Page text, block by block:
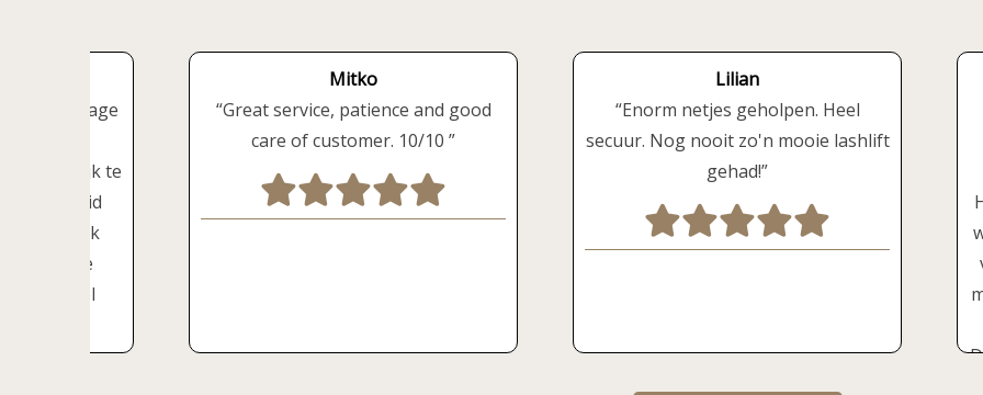
Mitko
Great service, patience and good
care of customer. 10/10
Lilian
Enorm netjes geholpen. Heel
secuur. Nog nooit zo'n mooie lashlift
gehad!
massage
mogelijk te
uitgebreid
vriendelijk
volgende
dankjewel